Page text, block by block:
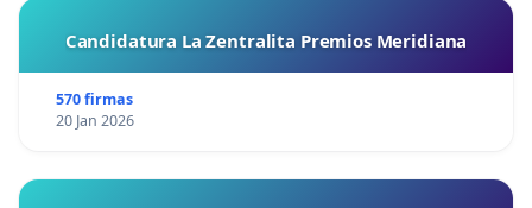
Candidatura La Zentralita Premios Meridiana
570 firmas
20 Jan 2026